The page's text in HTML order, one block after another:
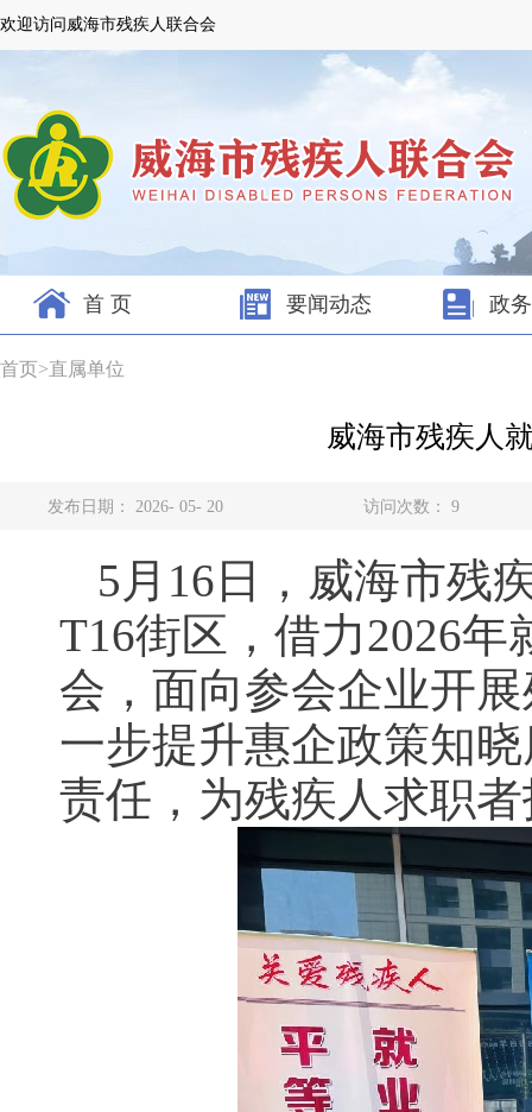
欢迎访问威海市残疾人联合会
首 页 要闻动态 政
首页>直属单位
威海市残疾人
发布日期： 2026- 05- 20 访问次数： 9
5月16日，威海市残
T16街区，借力2026
会，面向参会企业开
一步提升惠企政策知
责任，为残疾人求职